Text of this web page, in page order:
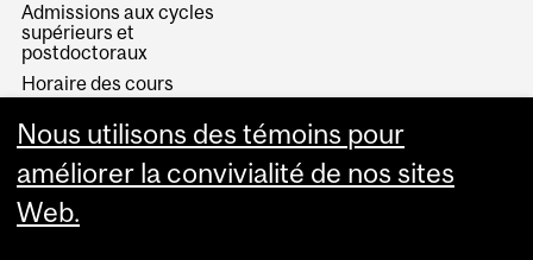
Admissions aux cycles
supérieurs et
postdoctoraux
Horaire des cours
Services aux étudiants
Nous utilisons des témoins pour
améliorer la convivialité de nos sites
Web.